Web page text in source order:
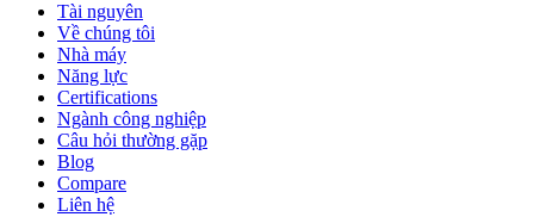
Tài nguyên
Về chúng tôi
Nhà máy
Năng lực
Certifications
Ngành công nghiệp
Câu hỏi thường gặp
Blog
Compare
Liên hệ